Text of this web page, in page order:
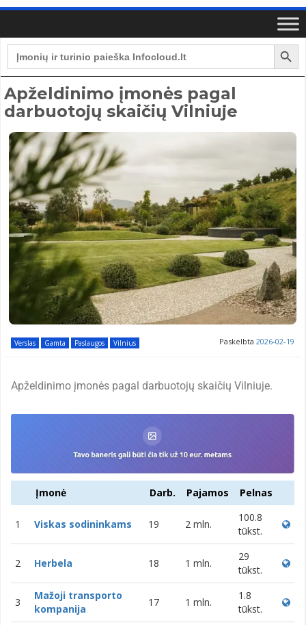
Search
for:
Search Button
Apželdinimo įmonės pagal
darbuotojų skaičių Vilniuje
Verslas Gamta Paslaugos Vilnius Paskelbta 2026-02-19
Apželdinimo įmonės pagal darbuotojų skaičių Vilniuje.
Įmonė Darb. Pajamos Pelnas
1 Viskas sodininkams 19 2 mln.
100.8
tūkst.
2 Herbela 18 1 mln.
29
tūkst.
3
Mažoji transporto
kompanija
17 1 mln.
1.8
tūkst.